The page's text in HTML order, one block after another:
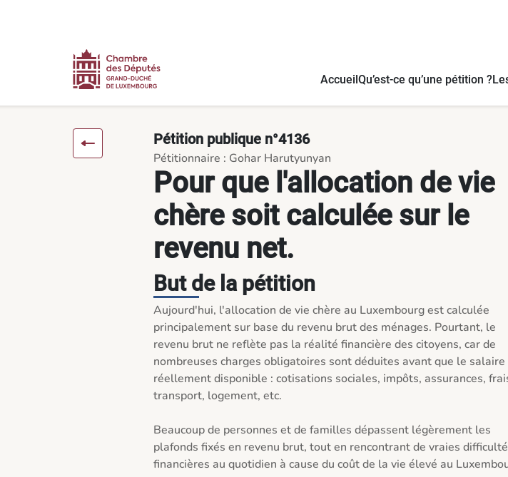
AccueilQu’est-ce qu’une pétition ?
Pour que l'allocation de vie
chère soit calculée sur le
revenu net.
Pétition publique n°4136
Pétitionnaire : Gohar Harutyunyan
But de la pétition
Aujourd'hui, l'allocation de vie chère au Luxembourg est calculée
principalement sur base du revenu brut des ménages. Pourtant, le
revenu brut ne reflète pas la réalité financière des citoyens, car de
nombreuses charges obligatoires sont déduites avant que le
réellement disponible : cotisations sociales, impôts, assurances,
transport, logement, etc.
Beaucoup de personnes et de familles dépassent légèrement les
plafonds fixés en revenu brut, tout en rencontrant de vraies
financières au quotidien à cause du coût de la vie élevé au